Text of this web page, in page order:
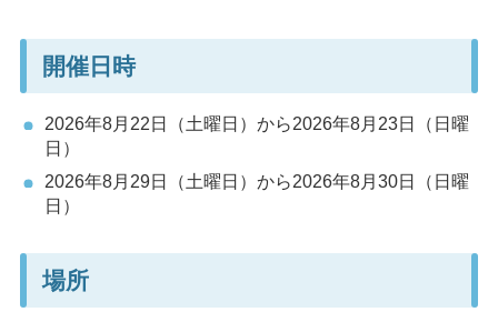
開催日時
2026年8月22日（土曜日）から2026年8月23日（日曜
日）
2026年8月29日（土曜日）から2026年8月30日（日曜
日）
場所